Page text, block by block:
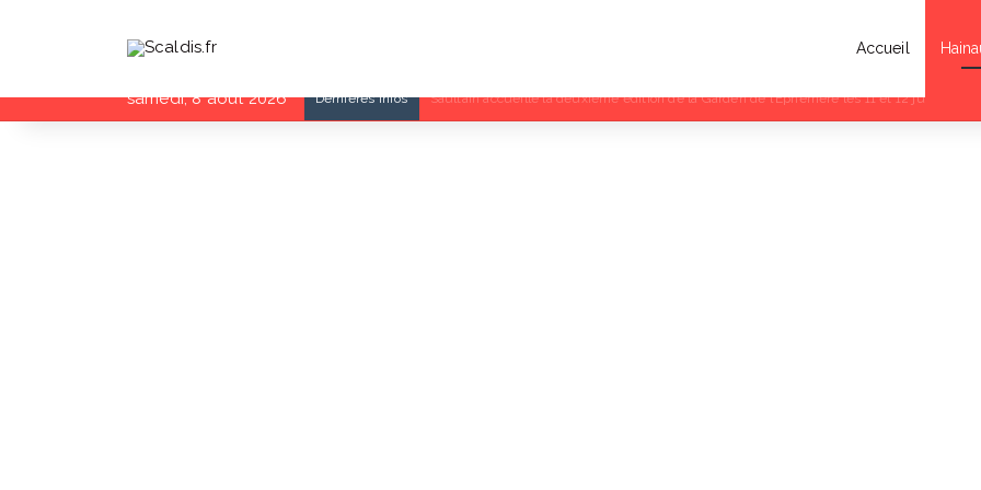
Accueil
samedi, 8 août 2026 Dernières infos Fête de la Musique 2026 : rendez-vous au Parc Zola de Denain ce vendredi